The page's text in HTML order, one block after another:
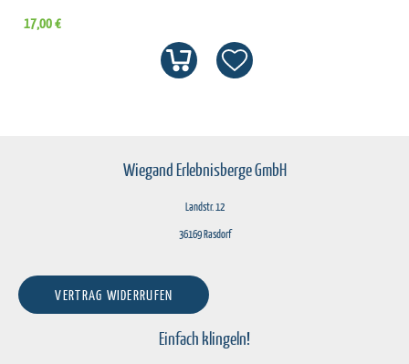
17,00 €
Wiegand Erlebnisberge GmbH
Landstr. 12
36169 Rasdorf
VERTRAG WIDERRUFEN
Einfach klingeln!